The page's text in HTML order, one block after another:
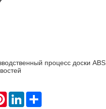
процесс доски ABS.
PinterestLinkedIn